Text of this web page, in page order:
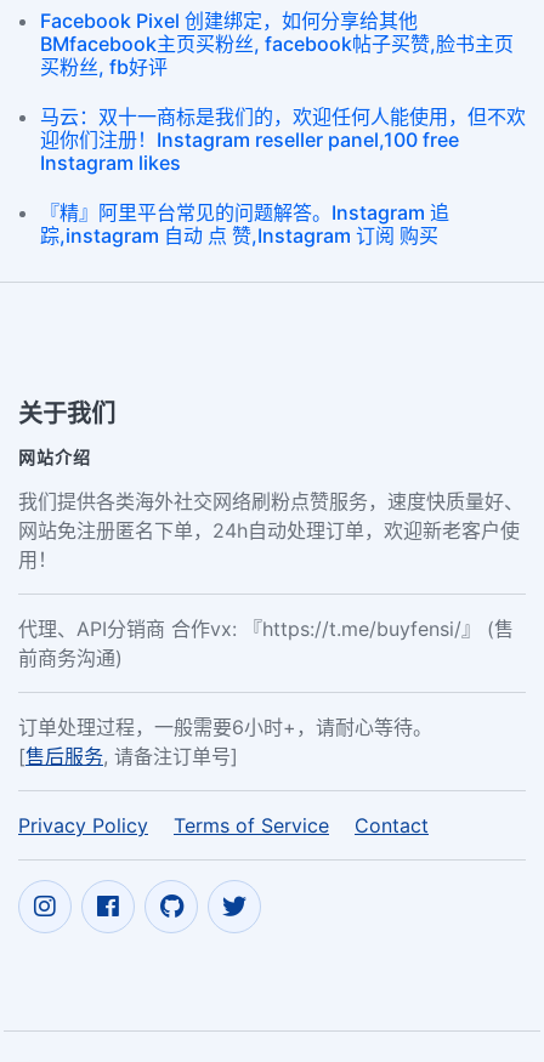
Facebook Pixel 创建绑定，如何分享给其他
BMfacebook主页买粉丝, facebook帖子买赞,脸书主页
买粉丝, fb好评
马云：双十一商标是我们的，欢迎任何人能使用，但不欢
迎你们注册！Instagram reseller panel,100 free
Instagram likes
『精』阿里平台常见的问题解答。Instagram 追
踪,instagram 自动 点 赞,Instagram 订阅 购买
关于我们
网站介绍
我们提供各类海外社交网络刷粉点赞服务，速度快质量好、
网站免注册匿名下单，24h自动处理订单，欢迎新老客户使
用！
代理、API分销商 合作vx: 『https://t.me/buyfensi/』 (售
前商务沟通)
订单处理过程，一般需要6小时+，请耐心等待。
[售后服务, 请备注订单号]
Privacy Policy Terms of Service Contact